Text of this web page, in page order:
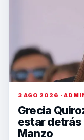
3 AGO 2026 ·
Grecia
estar detrás
Manzo